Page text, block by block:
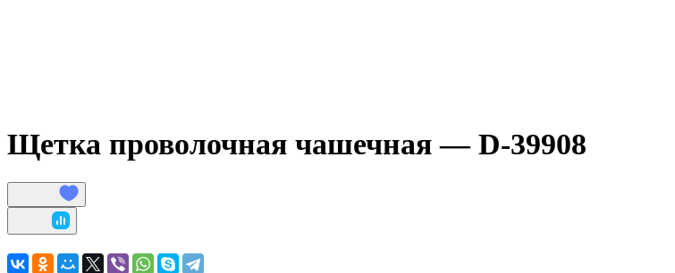
Щетка проволочная чашечная — D-39908